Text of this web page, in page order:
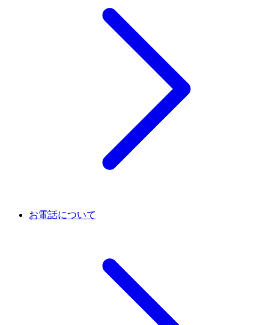
お電話について